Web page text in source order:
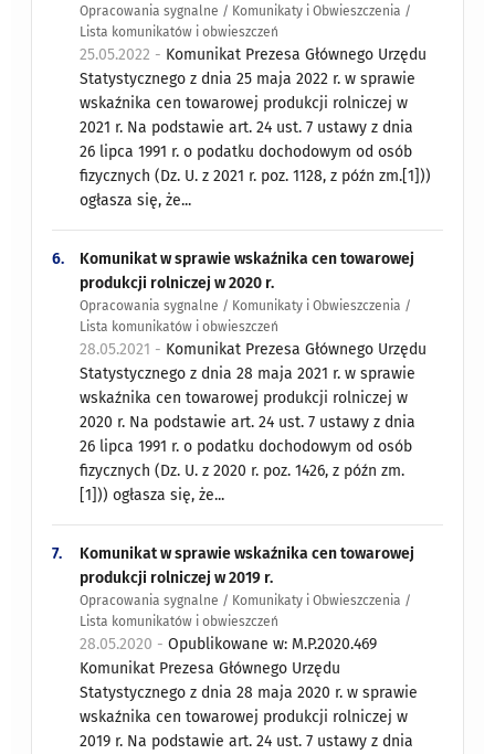
Opracowania sygnalne / Komunikaty i Obwieszczenia /
Lista komunikatów i obwieszczeń
25.05.2022 - Komunikat Prezesa Głównego Urzędu
Statystycznego z dnia 25 maja 2022 r. w sprawie
wskaźnika cen towarowej produkcji rolniczej w
2021 r. Na podstawie art. 24 ust. 7 ustawy z dnia
26 lipca 1991 r. o podatku dochodowym od osób
fizycznych (Dz. U. z 2021 r. poz. 1128, z późn zm.[1]))
ogłasza się, że...
6.
Komunikat w sprawie wskaźnika cen towarowej
produkcji rolniczej w 2020 r.
Opracowania sygnalne / Komunikaty i Obwieszczenia /
Lista komunikatów i obwieszczeń
28.05.2021 - Komunikat Prezesa Głównego Urzędu
Statystycznego z dnia 28 maja 2021 r. w sprawie
wskaźnika cen towarowej produkcji rolniczej w
2020 r. Na podstawie art. 24 ust. 7 ustawy z dnia
26 lipca 1991 r. o podatku dochodowym od osób
fizycznych (Dz. U. z 2020 r. poz. 1426, z późn zm.
[1])) ogłasza się, że...
7.
Komunikat w sprawie wskaźnika cen towarowej
produkcji rolniczej w 2019 r.
Opracowania sygnalne / Komunikaty i Obwieszczenia /
Lista komunikatów i obwieszczeń
28.05.2020 -Opublikowane w: M.P.2020.469
Komunikat Prezesa Głównego Urzędu
Statystycznego z dnia 28 maja 2020 r. w sprawie
wskaźnika cen towarowej produkcji rolniczej w
2019 r. Na podstawie art. 24 ust. 7 ustawy z dnia